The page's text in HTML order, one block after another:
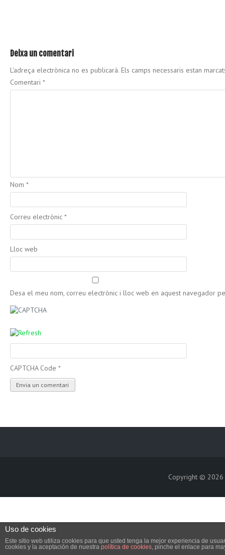
Deixa un comentari
L'adreça electrònica no es publicarà. Els camps necessaris estan
Comentari *
Nom *
Correu electrònic *
Lloc web
Desa el meu nom, correu electrònic i lloc web en aquest navegador
CAPTCHA Code *
Copyright © 2026
Uso de cookies
Este sitio web utiliza cookies para que usted tenga la mejor experiencia de
cookies y la aceptación de nuestra política de cookies, pinche el enlace para